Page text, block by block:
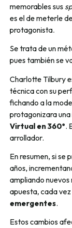
memorables sus
es el de meterle
protagonista.
Se trata de un
pues también se
Charlotte Tilbury
técnica con su
fichando a la
protagonizara
Virtual en 360°.
arrollador.
En resumen, si se
años,
ampliando
apuesta, cada
emergentes.
Estos cambios